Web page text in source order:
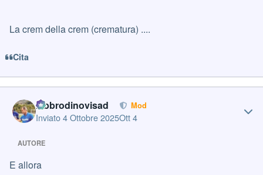
La crem della crem (crematura) ....
Cita
labbrodinovisad Mod
Inviato4 Ottobre 2025Ott 4
AUTORE
E allora